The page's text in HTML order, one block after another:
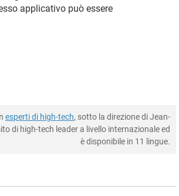
applicativo può essere
esperti di high-tech, sotto la direzione di Jean-
di high-tech leader a livello internazionale ed
è disponibile in 11 lingue.